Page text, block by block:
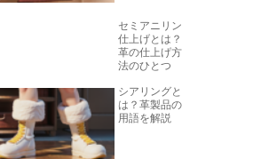
セミアニリン
仕上げとは？
革の仕上げ方
法のひとつ
シアリングと
は？革製品の
用語を解説